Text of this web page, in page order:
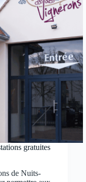
gratuites
de Nuits-